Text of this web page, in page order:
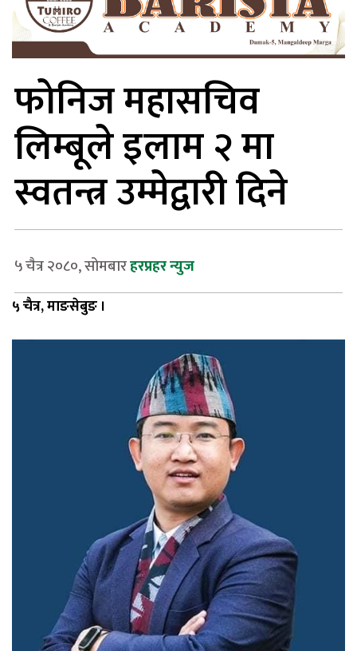
फोनिज महासचिव
लिम्बूले इलाम २ मा
स्वतन्त्र उम्मेद्वारी दिने
५ चैत्र २०८०, सोमबारहरप्रहर न्युज
५ चैत्र, माङसेबुङ ।